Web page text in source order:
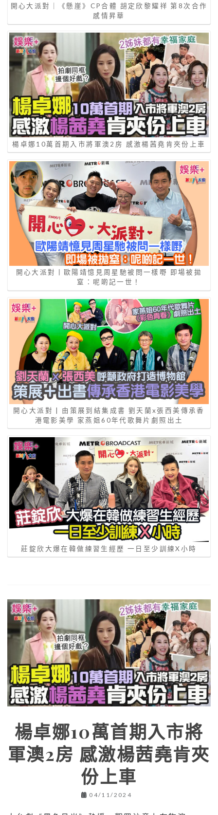
開心大派對｜《懸崖》CP合體 胡定欣黎耀祥 第8次合作
感情昇華
楊卓娜10萬首期入市將軍澳2房 感激楊茜堯肯夾份上車
開心大派對丨歐陽靖憶見周星馳被問一樣嘢 即場被拋
窒：呢啲記一世！
開心大派對 | 由策展到結集成書 劉天蘭x張西美傳承香
港電影美學 家燕姐60年代歌舞片劇照出土
莊錠欣大爆在韓做練習生經歷 一日至少訓練X小時
楊卓娜10萬首期入市將
軍澳2房 感激楊茜堯肯夾
份上車
04/11/2024